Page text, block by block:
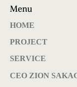
Menu
HOME
PROJECT
SERVICE
CEO ZION